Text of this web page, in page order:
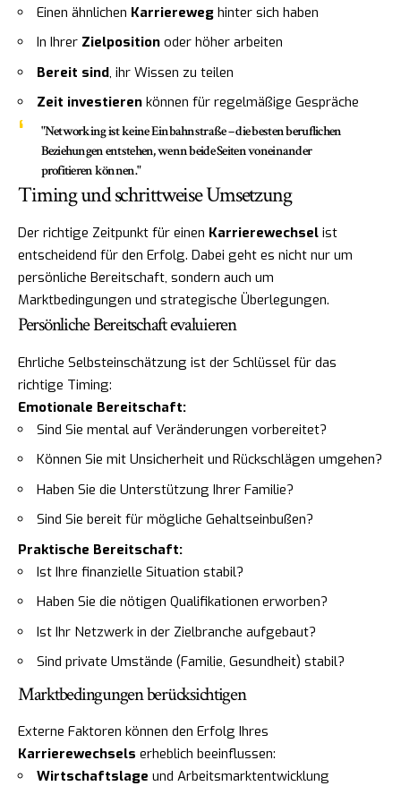
Einen ähnlichen Karriereweg hinter sich haben
In Ihrer Zielposition oder höher arbeiten
Bereit sind, ihr Wissen zu teilen
Zeit investieren können für regelmäßige Gespräche
"Networking ist keine Einbahnstraße – die besten beruflichen
Beziehungen entstehen, wenn beide Seiten voneinander
profitieren können."
Timing und schrittweise Umsetzung
Der richtige Zeitpunkt für einen Karrierewechsel ist
entscheidend für den Erfolg. Dabei geht es nicht nur um
persönliche Bereitschaft, sondern auch um
Marktbedingungen und strategische Überlegungen.
Persönliche Bereitschaft evaluieren
Ehrliche Selbsteinschätzung ist der Schlüssel für das
richtige Timing:
Emotionale Bereitschaft:
Sind Sie mental auf Veränderungen vorbereitet?
Können Sie mit Unsicherheit und Rückschlägen umgehen?
Haben Sie die Unterstützung Ihrer Familie?
Sind Sie bereit für mögliche Gehaltseinbußen?
Praktische Bereitschaft:
Ist Ihre finanzielle Situation stabil?
Haben Sie die nötigen Qualifikationen erworben?
Ist Ihr Netzwerk in der Zielbranche aufgebaut?
Sind private Umstände (Familie, Gesundheit) stabil?
Marktbedingungen berücksichtigen
Externe Faktoren können den Erfolg Ihres
Karrierewechsels erheblich beeinflussen:
Wirtschaftslage und Arbeitsmarktentwicklung